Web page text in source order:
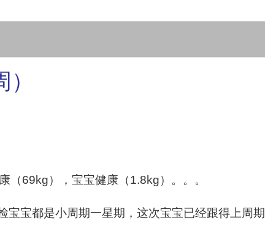
（69kg），宝宝健康（1.8kg）。。。
宝宝都是小周期一星期，这次宝宝已经跟得上周期